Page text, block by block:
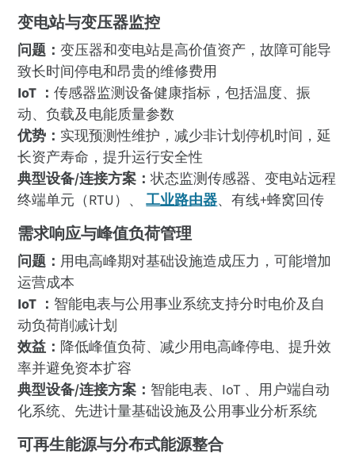
变电站与变压器监控
问题：变压器和变电站是高价值资产，故障可能导
致长时间停电和昂贵的维修费用
IoT ：传感器监测设备健康指标，包括温度、振
动、负载及电能质量参数
优势： 实现预测性维护，减少非计划停机时间，延
长资产寿命，提升运行安全性
典型设备/连接方案：状态监测传感器、变电站远程
终端单元（RTU）、工业路由器、有线+蜂窝回传
需求响应与峰值负荷管理
问题： 用电高峰期对基础设施造成压力，可能增加
运营成本
IoT ： 智能电表与公用事业系统支持分时电价及自
动负荷削减计划
效益： 降低峰值负荷、减少用电高峰停电、提升效
率并避免资本扩容
典型设备/连接方案： 智能电表、IoT 、用户端自动
化系统、先进计量基础设施及公用事业分析系统
可再生能源与分布式能源整合